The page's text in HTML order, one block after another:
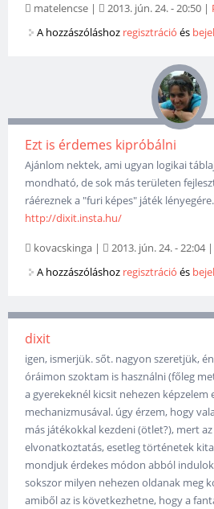
matelencse | 2013. jún. 24. - 20:50 |
A hozzászóláshoz regisztráció és
Ezt is érdemes kipróbálni
Ajánlom nektek, ami ugyan logikai
mondható, de sok más területen
ráéreznek a "furi képes" játék lényegére.
http://dixit.insta.hu/
kovacskinga | 2013. jún. 24. - 22:04|
A hozzászóláshoz regisztráció és
dixit
igen, ismerjük. sőt. nagyon szeretjük,
óráimon szoktam is használni (főleg
a gyerekeknél kicsit nehezen képzelem
mechanizmusával. úgy érzem, hogy
más játékokkal kezdeni (ötlet?), mert az
elvonatkoztatás, esetleg történetek
mondjuk érdekes módon abból
sokszor milyen nehezen oldanak meg
amiből az is következhetne, hogy a